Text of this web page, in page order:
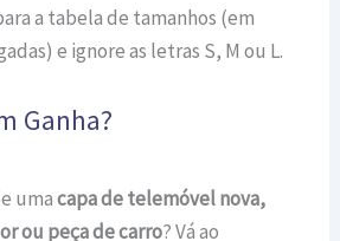
a tabela de tamanhos (em
e ignore as letras S, M ou L.
Ganha?
umacapa de telemóvel nova,
ou peça de carro? Vá ao